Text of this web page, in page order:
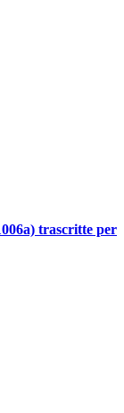
trascritte per